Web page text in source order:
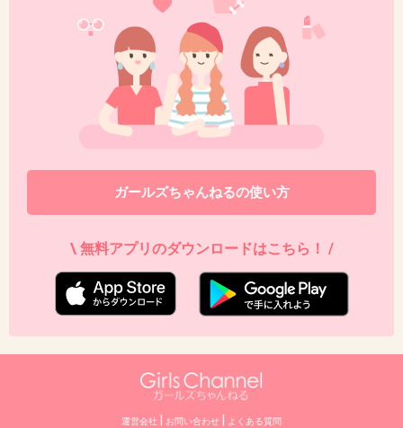
ガールズちゃんねるの使い方
\ 無料アプリのダウンロードはこちら！ /
運営会社 お問い合わせ よくある質問